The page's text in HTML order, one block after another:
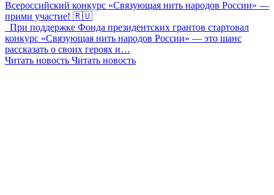
Всероссийский конкурс «Связующая нить народов России» —
прими участие! 🇷🇺
При поддержке Фонда президентских грантов стартовал
конкурс «Связующая нить народов России» — это шанс
рассказать о своих героях и…
Читать новость Читать новость